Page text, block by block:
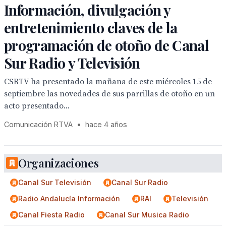
Información, divulgación y
entretenimiento claves de la
programación de otoño de Canal
Sur Radio y Televisión
CSRTV ha presentado la mañana de este miércoles 15 de
septiembre las novedades de sus parrillas de otoño en un
acto presentado...
Comunicación RTVA • hace 4 años
Organizaciones
Canal Sur Televisión
Canal Sur Radio
Radio Andalucía Información
RAI
Televisión
Canal Fiesta Radio
Canal Sur Musica Radio